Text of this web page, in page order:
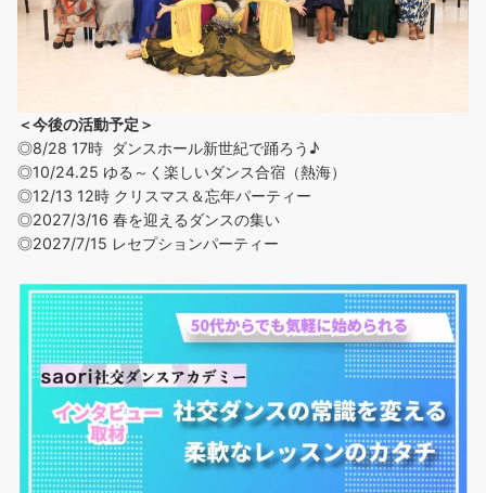
＜今後の活動予定＞
◎8/28 17時 ダンスホール新世紀で踊ろう♪
◎10/24.25 ゆる～く楽しいダンス合宿（熱海）
◎12/13 12時 クリスマス＆忘年パーティー
◎2027/3/16 春を迎えるダンスの集い
◎2027/7/15 レセプションパーティー